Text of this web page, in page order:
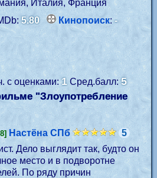
Италия, Франция
5.80 Кинопоиск:-
с оценками:1Сред.балл:5
"Злоупотребление
Настёна СПб
5
Дело выглядит так, будто он
место и в подворотне
По ряду причин